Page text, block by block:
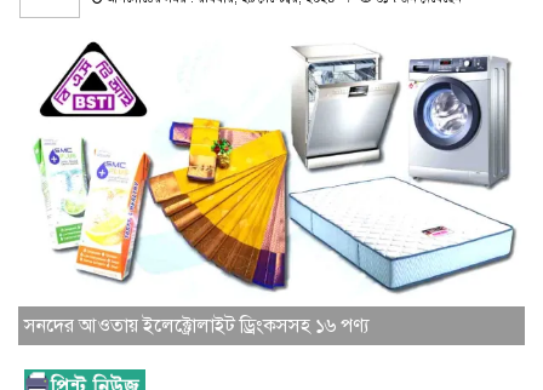
সনদের আওতায় ইলেক্ট্রোলাইট ড্রিংকসসহ ১৬ পণ্য